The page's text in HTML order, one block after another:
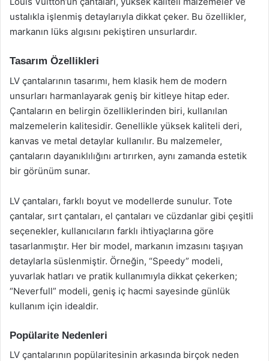
ustalıkla işlenmiş detaylarıyla dikkat çeker. Bu özellikler,
markanın lüks algısını pekiştiren unsurlardır.
Tasarım Özellikleri
LV çantalarının tasarımı, hem klasik hem de modern
unsurları harmanlayarak geniş bir kitleye hitap eder.
Çantaların en belirgin özelliklerinden biri, kullanılan
malzemelerin kalitesidir. Genellikle yüksek kaliteli deri,
kanvas ve metal detaylar kullanılır. Bu malzemeler,
çantaların dayanıklılığını artırırken, aynı zamanda estetik
bir görünüm sunar.
LV çantaları, farklı boyut ve modellerde sunulur. Tote
çantalar, sırt çantaları, el çantaları ve cüzdanlar gibi çeşitli
seçenekler, kullanıcıların farklı ihtiyaçlarına göre
tasarlanmıştır. Her bir model, markanın imzasını taşıyan
detaylarla süslenmiştir. Örneğin, “Speedy” modeli,
yuvarlak hatları ve pratik kullanımıyla dikkat çekerken;
“Neverfull” modeli, geniş iç hacmi sayesinde günlük
kullanım için idealdir.
Popülarite Nedenleri
LV çantalarının popülaritesinin arkasında birçok neden